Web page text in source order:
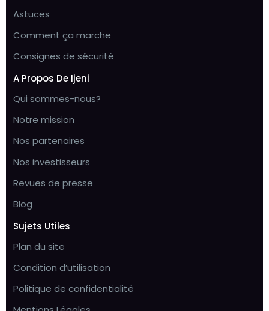
Astuces
Comment ça marche
Consignes de sécurité
A Propos De Ijeni
Qui sommes-nous?
Notre mission
Nos partenaires
Nos investisseurs
Revues de presse
Blog
Sujets Utiles
Plan du site
Condition d’utilisation
Politique de confidentialité